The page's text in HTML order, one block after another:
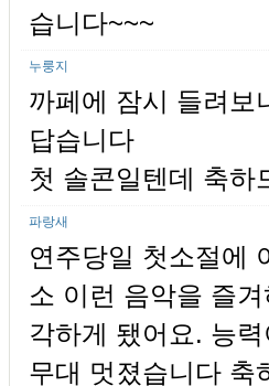
습니다~~~
누룽지
까페에 잠시 들려보
답습니다
첫 솔콘일텐데 축하
파랑새
연주당일 첫소절에
소 이런 음악을 즐
각하게 됐어요. 능
무대 멋졌습니다